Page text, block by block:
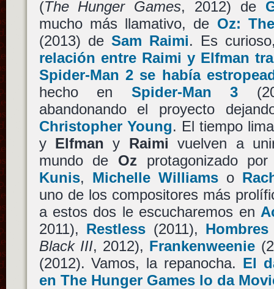
(The Hunger Games, 2012) de
mucho más llamativo, de Oz:
(2013) de Sam Raimi. Es
relación entre Raimi y Elfman
Spider-Man 2 se había
hecho en Spider-Man 3
abandonando el proyecto
Christopher Young. El tiempo
y Elfman y Raimi vuelven a
mundo de Ozprotagonizado
Kunis, Michelle Williamso
uno de los compositores más
a estos dos le escucharemos en
2011), Restless (2011),
Black III, 2012), Frankenweenie
(2012). Vamos, la repanocha. El
en The Hunger Games lo da